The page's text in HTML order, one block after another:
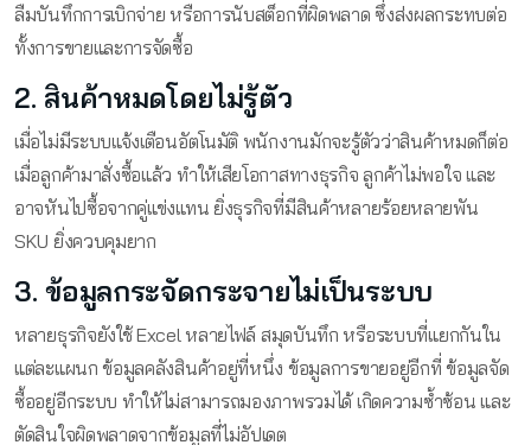
ลืมบันทึกการเบิกจ่าย หรือการนับสต็อกที่ผิดพลาด ซึ่งส่งผลกระทบต่อ
ทั้งการขายและการจัดซื้อ
2. สินค้าหมดโดยไม่รู้ตัว
เมื่อไม่มีระบบแจ้งเตือนอัตโนมัติ พนักงานมักจะรู้ตัวว่าสินค้าหมดก็ต่อ
เมื่อลูกค้ามาสั่งซื้อแล้ว ทำให้เสียโอกาสทางธุรกิจ ลูกค้าไม่พอใจ และ
อาจหันไปซื้อจากคู่แข่งแทน ยิ่งธุรกิจที่มีสินค้าหลายร้อยหลายพัน
SKU ยิ่งควบคุมยาก
3. ข้อมูลกระจัดกระจายไม่เป็นระบบ
หลายธุรกิจยังใช้ Excel หลายไฟล์ สมุดบันทึก หรือระบบที่แยกกันใน
แต่ละแผนก ข้อมูลคลังสินค้าอยู่ที่หนึ่ง ข้อมูลการขายอยู่อีกที่ ข้อมูลจัด
ซื้ออยู่อีกระบบ ทำให้ไม่สามารถมองภาพรวมได้ เกิดความซ้ำซ้อน และ
ตัดสินใจผิดพลาดจากข้อมูลที่ไม่อัปเดต